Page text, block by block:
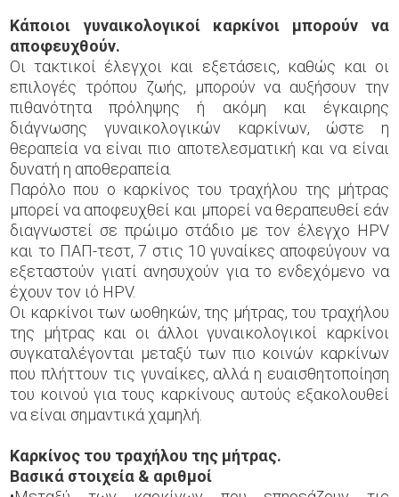
Κάποιοι γυναικολογικοί καρκίνοι μπορούν να
αποφευχθούν.
Οι τακτικοί έλεγχοι και εξετάσεις, καθώς και οι
επιλογές τρόπου ζωής, μπορούν να αυξήσουν την
πιθανότητα πρόληψης ή ακόμη και έγκαιρης
διάγνωσης γυναικολογικών καρκίνων, ώστε η
θεραπεία να είναι πιο αποτελεσματική και να είναι
δυνατή η αποθεραπεία.
Παρόλο που ο καρκίνος του τραχήλου της μήτρας
μπορεί να αποφευχθεί και μπορεί να θεραπευθεί εάν
διαγνωστεί σε πρώιμο στάδιο με τον έλεγχο HPV
και το ΠΑΠ-τεστ, 7 στις 10 γυναίκες αποφεύγουν να
εξεταστούν γιατί ανησυχούν για το ενδεχόμενο να
έχουν τον ιό HPV.
Οι καρκίνοι των ωοθηκών, της μήτρας, του τραχήλου
της μήτρας και οι άλλοι γυναικολογικοί καρκίνοι
συγκαταλέγονται μεταξύ των πιο κοινών καρκίνων
που πλήττουν τις γυναίκες, αλλά η ευαισθητοποίηση
του κοινού για τους καρκίνους αυτούς εξακολουθεί
να είναι σημαντικά χαμηλή.
Καρκίνος του τραχήλου της μήτρας.
Βασικά στοιχεία & αριθμοί